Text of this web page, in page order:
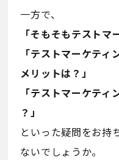
一方で、
「そもそもテストマ
「テストマーケテ
メリットは？」
「テストマーケテ
？」
といった疑問をお持
ないでしょうか。